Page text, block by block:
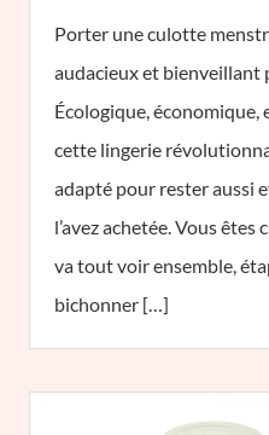
Porter une culotte
audacieux et bienveillant
Écologique,
cette lingerie
adapté pour rester aussi
l’avez achetée. Vous êtes
va tout voir ensemble,
bichonner […]